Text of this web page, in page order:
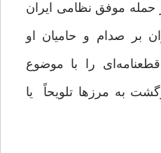
موفق نظامی ایران
بر صدام و حامیان او
را با موضوع
به مرزها تلویحاً یا